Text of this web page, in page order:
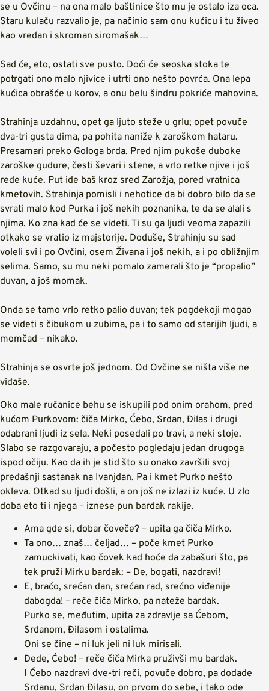
se u Ovčinu – na ona malo baštinice što mu je ostalo iza oca.
Staru kulaču razvalio je, pa načinio sam onu kućicu i tu živeo
kao vredan i skroman siromašak…
Sad će, eto, ostati sve pusto. Doći će seoska stoka te
potrgati ono malo njivice i utrti ono nešto povrća. Ona lepa
kućica obrašće u korov, a onu belu šindru pokriće mahovina.
Strahinja uzdahnu, opet ga ljuto steže u grlu; opet povuče
dva-tri gusta dima, pa pohita naniže k zaroškom hataru.
Presamari preko Gologa brda. Pred njim pukoše duboke
zaroške gudure, česti ševari i stene, a vrlo retke njive i još
ređe kuće. Put ide baš kroz sred Zarožja, pored vratnica
kmetovih. Strahinja pomisli i nehotice da bi dobro bilo da se
svrati malo kod Purka i još nekih poznanika, te da se alali s
njima. Ko zna kad će se videti. Ti su ga ljudi veoma zapazili
otkako se vratio iz majstorije. Doduše, Strahinju su sad
voleli svi i po Ovčini, osem Živana i još nekih, a i po obližnjim
selima. Samo, su mu neki pomalo zamerali što je “propalio”
duvan, a još momak.
Onda se tamo vrlo retko palio duvan; tek pogdekoji mogao
se videti s čibukom u zubima, pa i to samo od starijih ljudi, a
momčad – nikako.
Strahinja se osvrte još jednom. Od Ovčine se ništa više ne
viđaše.
Oko male ručanice behu se iskupili pod onim orahom, pred
kućom Purkovom: čiča Mirko, Ćebo, Srdan, Đilas i drugi
odabrani ljudi iz sela. Neki posedali po travi, a neki stoje.
Slabo se razgovaraju, a počesto pogledaju jedan drugoga
ispod očiju. Kao da ih je stid što su onako završili svoj
pređašnji sastanak na Ivanjdan. Pa i kmet Purko nešto
okleva. Otkad su ljudi došli, a on još ne izlazi iz kuće. U zlo
doba eto ti i njega – iznese pun bardak rakije.
Ama gde si, dobar čoveče? – upita ga čiča Mirko.
Ta ono… znaš… čeljad… – poče kmet Purko
zamuckivati, kao čovek kad hoće da zabašuri što, pa
tek pruži Mirku bardak: – De, bogati, nazdravi!
E, braćo, srećan dan, srećan rad, srećno viđenije
dabogda! – reče čiča Mirko, pa nateže bardak.
Purko se, međutim, upita za zdravlje sa Ćebom,
Srdanom, Đilasom i ostalima.
Oni se čine – ni luk jeli ni luk mirisali.
Dede, Ćebo! – reče čiča Mirka pruživši mu bardak.
I Ćebo nazdravi dve-tri reči, povuče dobro, pa dodade
Srdanu, Srdan Đilasu, on prvom do sebe, i tako ode